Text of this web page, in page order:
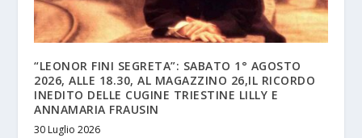
“LEONOR FINI SEGRETA”: SABATO 1° AGOSTO
2026, ALLE 18.30, AL MAGAZZINO 26,IL RICORDO
INEDITO DELLE CUGINE TRIESTINE LILLY E
ANNAMARIA FRAUSIN
30 Luglio 2026